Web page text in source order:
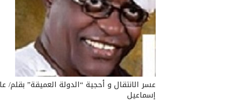
عسر الانتقال و أحجية “الدولة العميقة” بقلم/
إسماعيل